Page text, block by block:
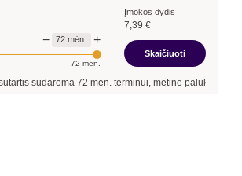
− 72 mėn. +
72 mėn.
Įmokos dydis
7,39 €
Skaičiuoti
sudaroma72mėn. terminui, metinė palūkanų norma –